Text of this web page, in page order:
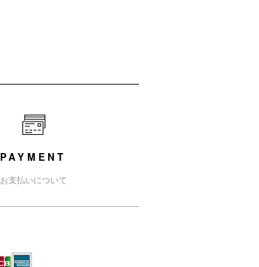
PAYMENT
お支払いについて